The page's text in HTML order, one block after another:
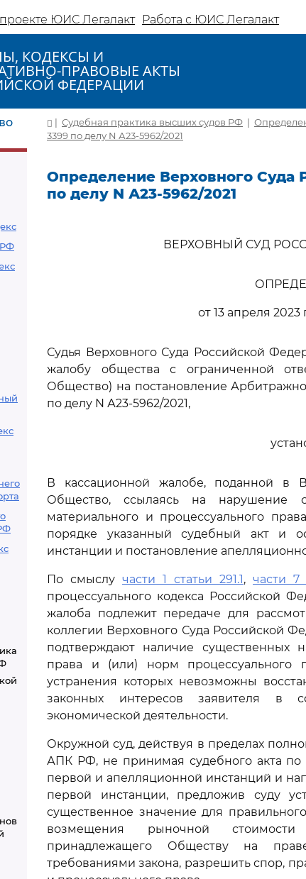
ЮИС Легалакт Работа с ЮИС Легалакт
КОДЕКСЫ И
ПРАВОВЫЕ АКТЫ
ФЕДЕРАЦИИ
| Судебная практика высших судов РФ |
3399 по делу N А23-5962/2021
Определение Верховного Суда
по делу N А23-5962/2021
ВЕРХОВНЫЙ СУД
от 13 апреля 2023
Судья Верховного Суда Российской
жалобу общества с ограниченной
Общество) на постановление
по делу N А23-5962/2021,
В кассационной жалобе, поданной в
Общество, ссылаясь на нарушение
материального и процессуального
порядке указанный судебный акт и
инстанции и постановление
По смыслу части 1 статьи 291.1, части 7
процессуального кодекса Российской
жалоба подлежит передаче для
коллегии Верховного Суда Российской
подтверждают наличие существенных
права и (или) норм процессуального
устранения которых невозможны
законных интересов заявителя в
экономической деятельности.
Окружной суд, действуя в пределах
АПК РФ, не принимая судебного акта по
первой и апелляционной инстанций и
первой инстанции, предложив суду
существенное значение для
возмещения рыночной
принадлежащего Обществу на
требованиями закона, разрешить спор,